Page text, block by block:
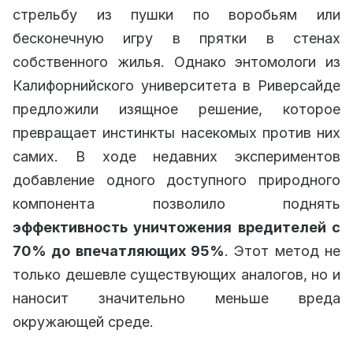
стрельбу из пушки по воробьям или
бесконечную игру в прятки в стенах
собственного жилья. Однако энтомологи из
Калифорнийского университета в Риверсайде
предложили изящное решение, которое
превращает инстинкты насекомых против них
самих. В ходе недавних экспериментов
добавление одного доступного природного
компонента позволило поднять
эффективность уничтожения вредителей с
70% до впечатляющих 95%. Этот метод не
только дешевле существующих аналогов, но и
наносит значительно меньше вреда
окружающей среде.